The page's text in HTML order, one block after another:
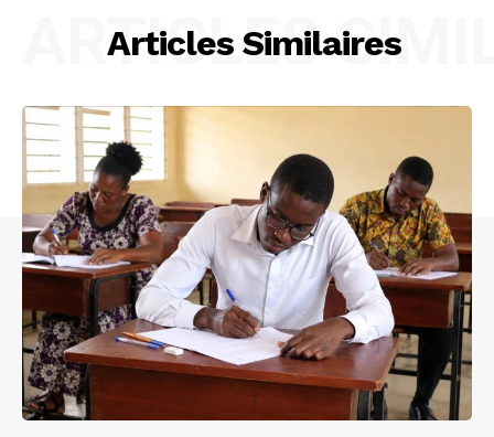
Articles Similaires
ARTICLES